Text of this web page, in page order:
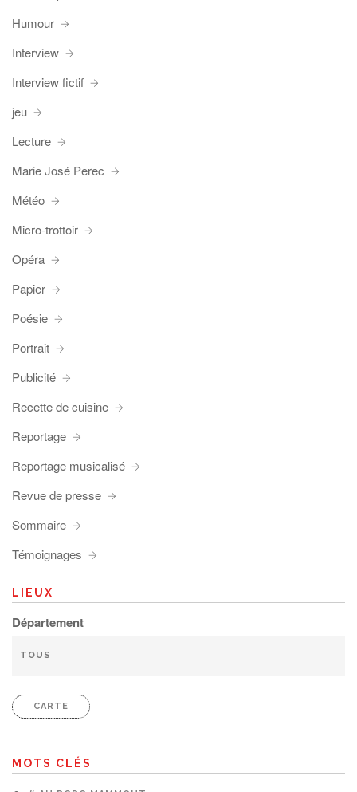
Humour
Interview
Interview fictif
jeu
Lecture
Marie José Perec
Météo
Micro-trottoir
Opéra
Papier
Poésie
Portrait
Publicité
Recette de cuisine
Reportage
Reportage musicalisé
Revue de presse
Sommaire
Témoignages
LIEUX
Département
CARTE
MOTS CLÉS